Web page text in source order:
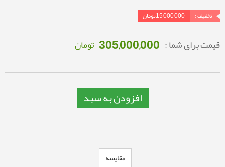
تخفیف :
15,000,000تومان
قیمت برای شما : 305,000,000 تومان
افزودن به سبد
مقایسه